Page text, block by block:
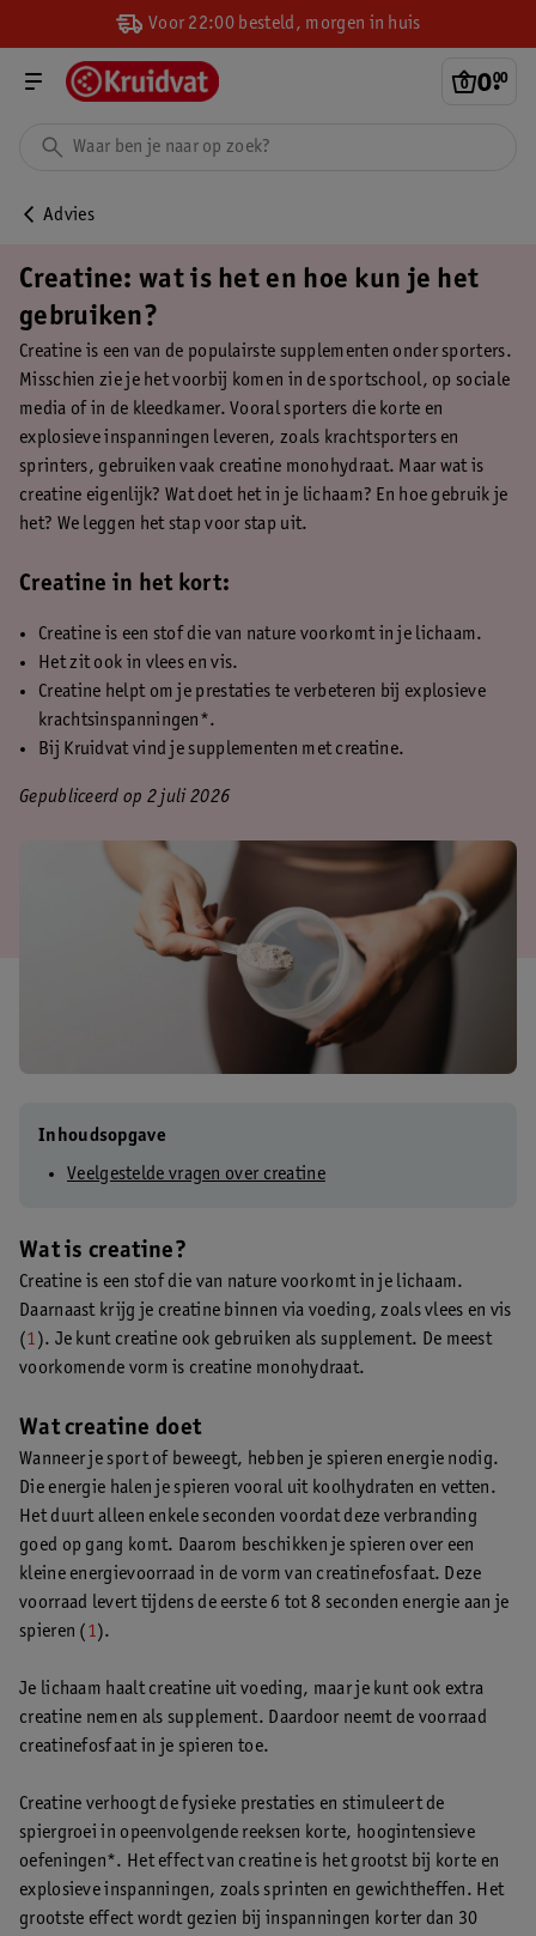
Voor 22:00 besteld, morgen in huis
0.
00
Advies
Creatine: wat is het en hoe kun je het
gebruiken?
Creatine is een van de populairste supplementen onder sporters.
Misschien zie je het voorbij komen in de sportschool, op sociale
media of in de kleedkamer. Vooral sporters die korte en
explosieve inspanningen leveren, zoals krachtsporters en
sprinters, gebruiken vaak creatine monohydraat. Maar wat is
creatine eigenlijk? Wat doet het in je lichaam? En hoe gebruik je
het? We leggen het stap voor stap uit.
Creatine in het kort:
Creatine is een stof die van nature voorkomt in je lichaam.
Het zit ook in vlees en vis.
Creatine helpt om je prestaties te verbeteren bij explosieve
krachtsinspanningen*.
Bij Kruidvat vind je supplementen met creatine.
Gepubliceerd op 2 juli 2026
Inhoudsopgave
Veelgestelde vragen over creatine
Wat is creatine?
Creatine is een stof die van nature voorkomt in je lichaam.
Daarnaast krijg je creatine binnen via voeding, zoals vlees en vis
(1). Je kunt creatine ook gebruiken als supplement. De meest
voorkomende vorm is creatine monohydraat.
Wat creatine doet
Wanneer je sport of beweegt, hebben je spieren energie nodig.
Die energie halen je spieren vooral uit koolhydraten en vetten.
Het duurt alleen enkele seconden voordat deze verbranding
goed op gang komt. Daarom beschikken je spieren over een
kleine energievoorraad in de vorm van creatinefosfaat. Deze
voorraad levert tijdens de eerste 6 tot 8 seconden energie aan je
spieren (1).
Je lichaam haalt creatine uit voeding, maar je kunt ook extra
creatine nemen als supplement. Daardoor neemt de voorraad
creatinefosfaat in je spieren toe.
Creatine verhoogt de fysieke prestaties en stimuleert de
spiergroei in opeenvolgende reeksen korte, hoogintensieve
oefeningen*. Het effect van creatine is het grootst bij korte en
explosieve inspanningen, zoals sprinten en gewichtheffen. Het
grootste effect wordt gezien bij inspanningen korter dan 30